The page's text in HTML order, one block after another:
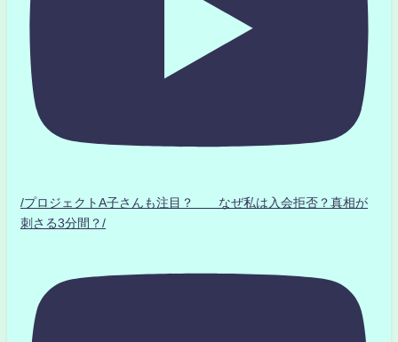
/プロジェクトA子さんも注目？ なぜ私は入会拒否？真相が
刺さる3分間？/